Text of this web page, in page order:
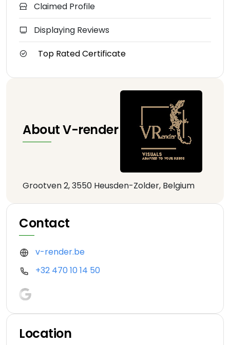
Claimed Profile
Displaying Reviews
Top Rated Certificate
About V-render
Grootven 2, 3550 Heusden-Zolder, Belgium
Contact
v-render.be
+32 470 10 14 50
Location